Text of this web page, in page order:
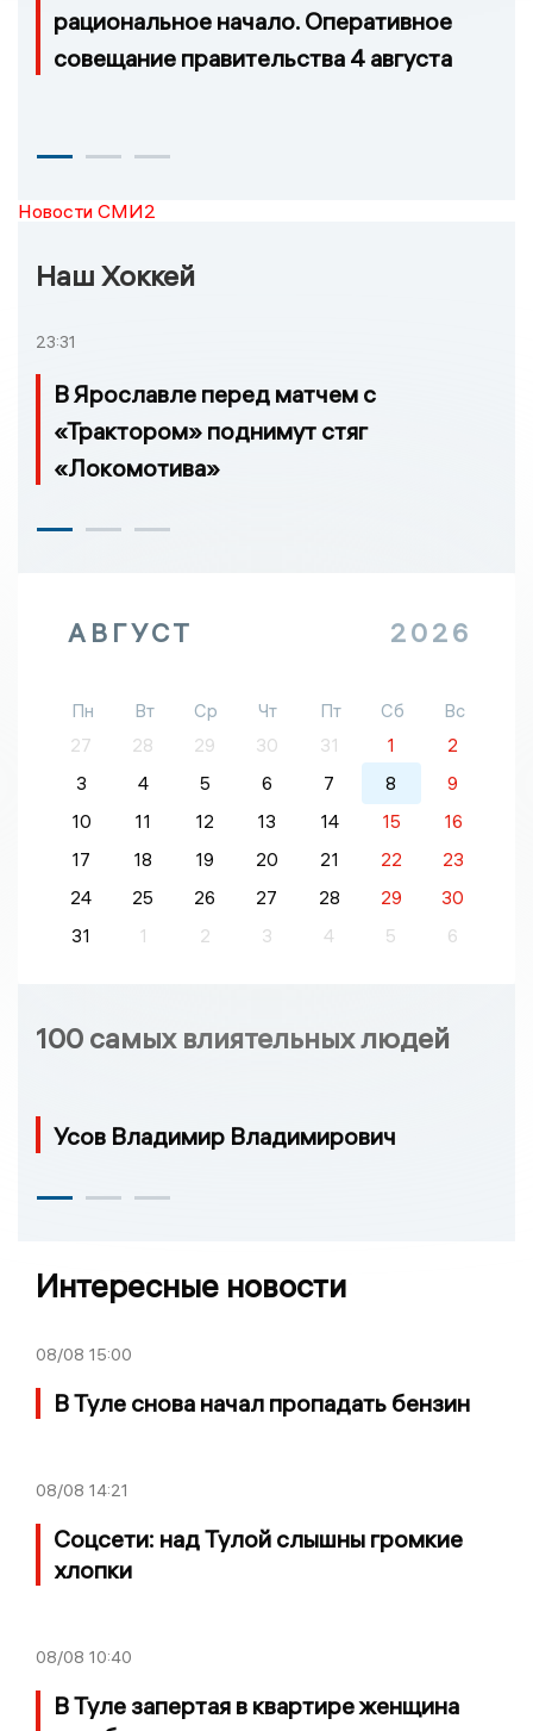
рациональное начало. Оперативное
совещание правительства 4 августа
Новости СМИ2
Наш Хоккей
23:31
В Ярославле перед матчем с
«Трактором» поднимут стяг
«Локомотива»
АВГУСТ 2026
Пн Вт Ср Чт Пт Сб
Вс
27
28 29 30 31 1
2
3
4 5 6 7 8
9
10
11 12 13 14 15
16
17
18 19 20 21 22
23
24
25 26 27 28 29
30
31
1 2 3 4 5 6
100 самых влиятельных людей
Усов Владимир Владимирович
Интересные новости
08/08 15:00
В Туле снова начал пропадать бензин
08/08 14:21
Соцсети: над Тулой слышны громкие
хлопки
08/08 10:40
В Туле запертая в квартире женщина